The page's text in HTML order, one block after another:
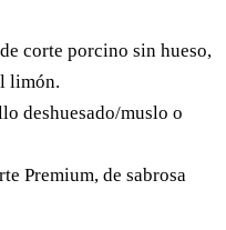
corte porcino sin hueso,
limón.
deshuesado/muslo o
Premium, de sabrosa